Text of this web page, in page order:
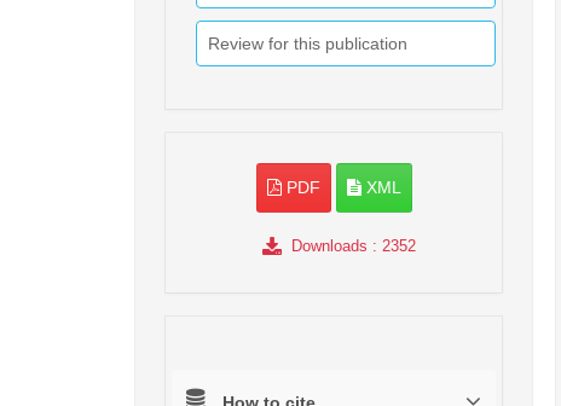
Review for this publication
PDF XML
Downloads : 2352
How to cite